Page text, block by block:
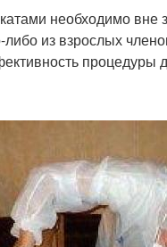
необходимо вне
из взрослых
процедуры